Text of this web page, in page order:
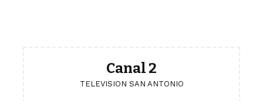
Canal 2
TELEVISION SAN ANTONIO